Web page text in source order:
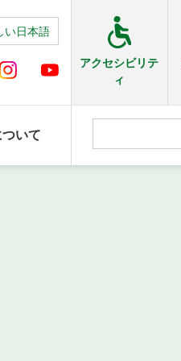
い日本語
アクセシビリテ
ィ
いて